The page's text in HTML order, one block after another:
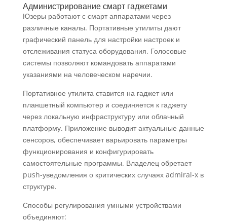
Администрирование смарт гаджетами
Юзеры работают с смарт аппаратами через
различные каналы. Портативные утилиты дают
графический панель для настройки настроек и
отслеживания статуса оборудования. Голосовые
системы позволяют командовать аппаратами
указаниями на человеческом наречии.
Портативное утилита ставится на гаджет или
планшетный компьютер и соединяется к гаджету
через локальную инфраструктуру или облачный
платформу. Приложение выводит актуальные данные
сенсоров, обеспечивает варьировать параметры
функционирования и конфигурировать
самостоятельные программы. Владелец обретает
push-уведомления о критических случаях admiral-x в
структуре.
Способы регулирования умными устройствами
объединяют: